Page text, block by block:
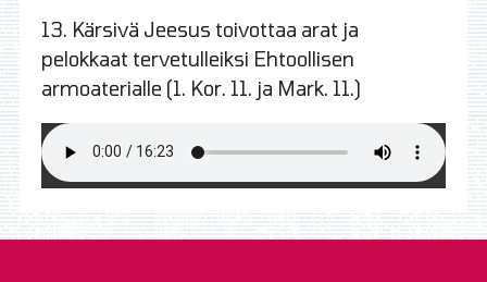
13. Kärsivä Jeesus toivottaa arat ja
pelokkaat tervetulleiksi Ehtoollisen
armoaterialle (1. Kor. 11. ja Mark. 11.)